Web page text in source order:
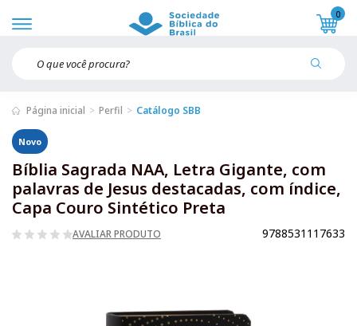
0
Página inicial Perfil Catálogo SBB
Novo
Bíblia Sagrada NAA, Letra Gigante, com
palavras de Jesus destacadas, com índice,
Capa Couro Sintético Preta
AVALIAR PRODUTO 9788531117633